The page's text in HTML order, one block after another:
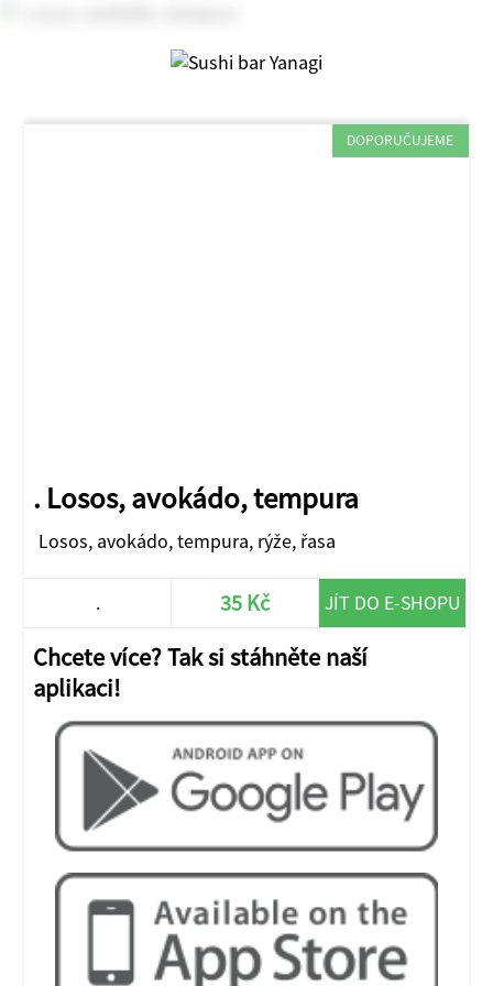
DOPORUČUJEME
. Losos, avokádo, tempura
Losos, avokádo, tempura, rýže, řasa
. 35 Kč JÍT DO E-SHOPU
Chcete více? Tak si stáhněte naší
aplikaci!